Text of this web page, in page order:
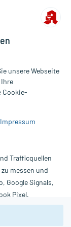
Blutplättchen)
für
Arzt. Bitte
benutzt
Hinweise in
einer Bestellung
unsere Webseite
Cookie-
Impressum
Trafficquellen
messen und
Google Signals,
Pixel,